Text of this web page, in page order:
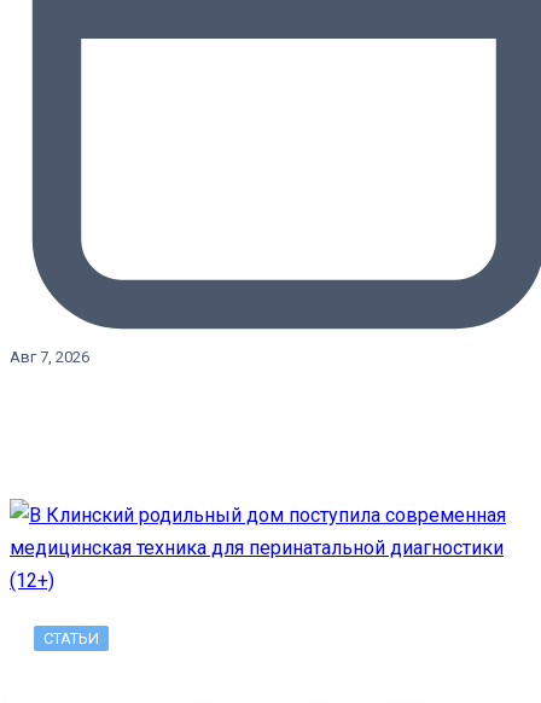
Авг 7, 2026
СТАТЬИ